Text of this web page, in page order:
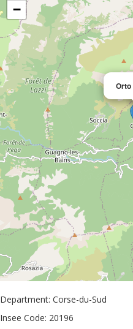
Orto
−
Department: Corse-du-Sud
Insee Code: 20196